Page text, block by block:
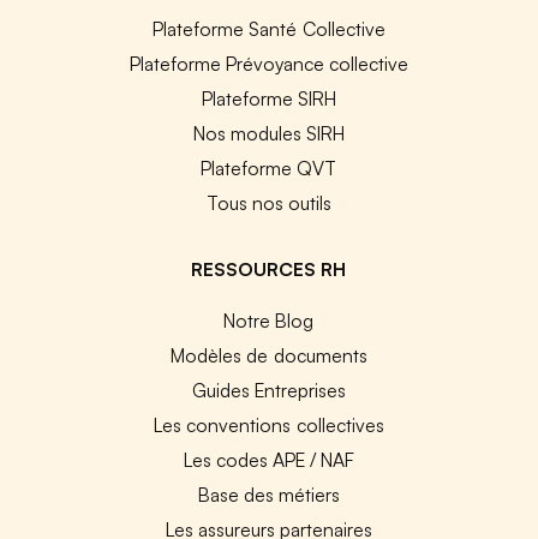
Plateforme Santé Collective
Plateforme Prévoyance collective
Plateforme SIRH
Nos modules SIRH
Plateforme QVT
Tous nos outils
RESSOURCES RH
Notre Blog
Modèles de documents
Guides Entreprises
Les conventions collectives
Les codes APE / NAF
Base des métiers
Les assureurs partenaires